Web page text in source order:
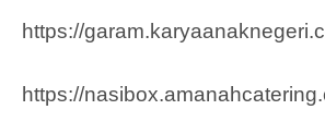
https://
https://